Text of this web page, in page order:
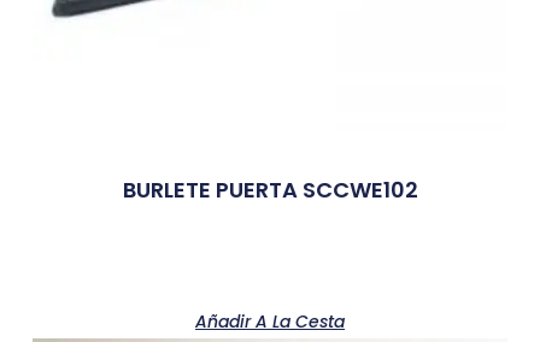
BURLETE PUERTA SCCWE102
Añadir A La Cesta